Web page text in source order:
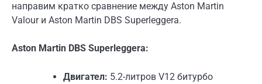
направим кратко сравнение между Aston Martin
Valour и Aston Martin DBS Superleggera.
Aston Martin DBS Superleggera:
Двигател: 5.2-литров V12 битурбо